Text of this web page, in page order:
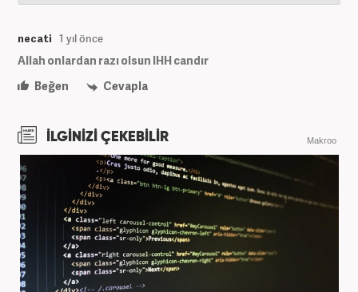
necati 1 yıl önce
Allah onlardan razı olsun IHH candır
Beğen
Cevapla
İLGİNİZİ ÇEKEBİLİR Makroo